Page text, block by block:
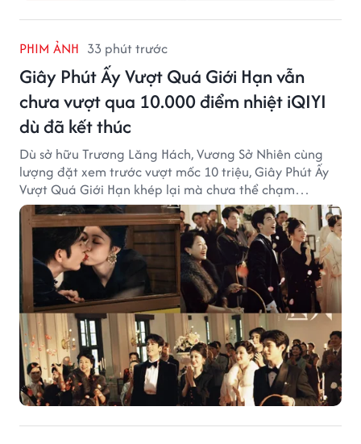
PHIM ẢNH 33 phút trước
Giây Phút Ấy Vượt Quá Giới Hạn vẫn
chưa vượt qua 10.000 điểm nhiệt iQIYI
dù đã kết thúc
Dù sở hữu Trương Lăng Hách, Vương Sở Nhiên cùng
lượng đặt xem trước vượt mốc 10 triệu, Giây Phút Ấy
Vượt Quá Giới Hạn khép lại mà chưa thể chạm
ngưỡng "bạo khoản" trên cả hai nền tảng phát sóng.